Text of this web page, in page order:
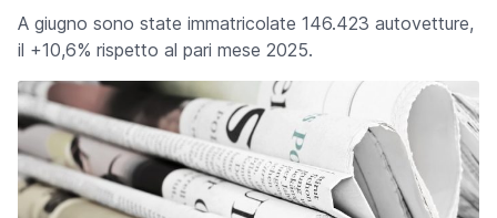
A giugno sono state immatricolate 146.423 autovetture,
il +10,6% rispetto al pari mese 2025.